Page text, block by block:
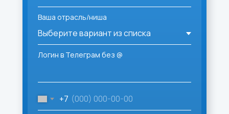
Ваша отрасль/ниша
Логин в Телеграм без @
+7